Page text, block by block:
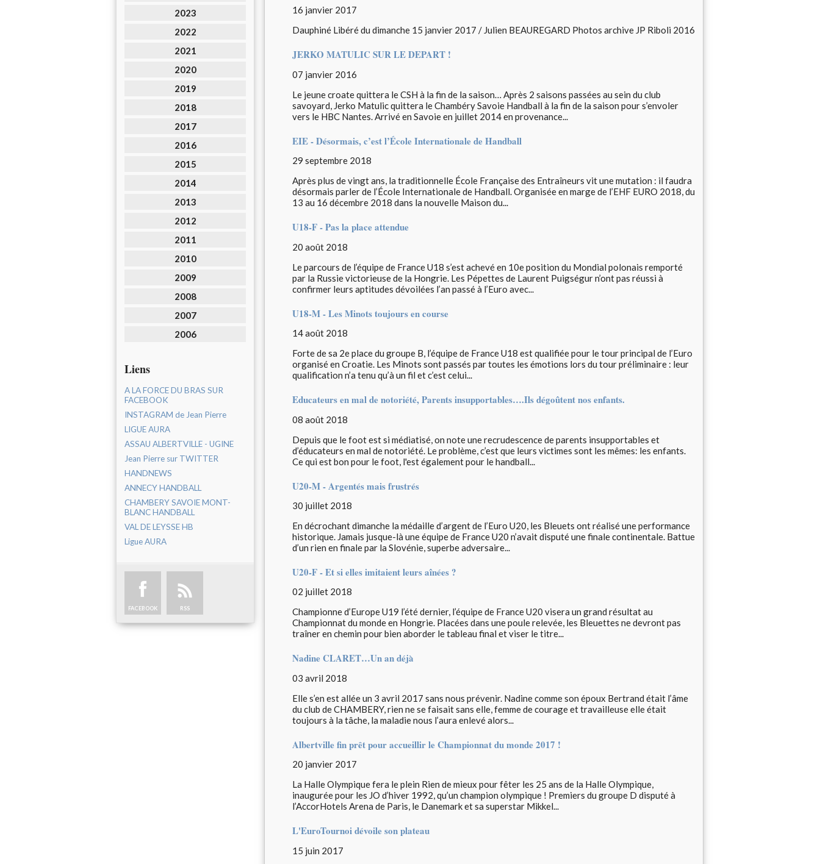
2023
2022
2021
2020
2019
2018
2017
2016
2015
2014
2013
2012
2011
2010
2009
2008
2007
2006
Liens
A LA FORCE DU BRAS SUR
FACEBOOK
INSTAGRAM de Jean Pierre
LIGUE AURA
ASSAU ALBERTVILLE - UGINE
Jean Pierre sur TWITTER
HANDNEWS
ANNECY HANDBALL
CHAMBERY SAVOIE MONT-
BLANC HANDBALL
VAL DE LEYSSE HB
Ligue AURA
FACEBOOK RSS
16 janvier 2017
Dauphiné Libéré du dimanche 15 janvier 2017 / Julien BEAUREGARD Photos archive JP Riboli 2016
JERKO MATULIC SUR LE DEPART !
07 janvier 2016
Le jeune croate quittera le CSH à la fin de la saison… Après 2 saisons passées au sein du club
savoyard, Jerko Matulic quittera le Chambéry Savoie Handball à la fin de la saison pour s’envoler
vers le HBC Nantes. Arrivé en Savoie en juillet 2014 en provenance...
EIE - Désormais, c’est l’École Internationale de Handball
29 septembre 2018
Après plus de vingt ans, la traditionnelle École Française des Entraîneurs vit une mutation : il faudra
désormais parler de l’École Internationale de Handball. Organisée en marge de l’EHF EURO 2018, du
13 au 16 décembre 2018 dans la nouvelle Maison du...
U18-F - Pas la place attendue
20 août 2018
Le parcours de l’équipe de France U18 s’est achevé en 10e position du Mondial polonais remporté
par la Russie victorieuse de la Hongrie. Les Pépettes de Laurent Puigségur n’ont pas réussi à
confirmer leurs aptitudes dévoilées l’an passé à l’Euro avec...
U18-M - Les Minots toujours en course
14 août 2018
Forte de sa 2e place du groupe B, l’équipe de France U18 est qualifiée pour le tour principal de l’Euro
organisé en Croatie. Les Minots sont passés par toutes les émotions lors du tour préliminaire : leur
qualification n’a tenu qu’à un fil et c’est celui...
Educateurs en mal de notoriété, Parents insupportables….Ils dégoûtent nos enfants.
08 août 2018
Depuis que le foot est si médiatisé, on note une recrudescence de parents insupportables et
d’éducateurs en mal de notoriété. Le problème, c’est que leurs victimes sont les mêmes: les enfants.
Ce qui est bon pour le foot, l'est également pour le handball...
U20-M - Argentés mais frustrés
30 juillet 2018
En décrochant dimanche la médaille d’argent de l’Euro U20, les Bleuets ont réalisé une performance
historique. Jamais jusque-là une équipe de France U20 n’avait disputé une finale continentale. Battue
d’un rien en finale par la Slovénie, superbe adversaire...
U20-F - Et si elles imitaient leurs aînées ?
02 juillet 2018
Championne d’Europe U19 l’été dernier, l’équipe de France U20 visera un grand résultat au
Championnat du monde en Hongrie. Placées dans une poule relevée, les Bleuettes ne devront pas
traîner en chemin pour bien aborder le tableau final et viser le titre...
Nadine CLARET…Un an déjà
03 avril 2018
Elle s’en est allée un 3 avril 2017 sans nous prévenir. Nadine comme son époux Bertrand était l’âme
du club de CHAMBERY, rien ne se faisait sans elle, femme de courage et travailleuse elle était
toujours à la tâche, la maladie nous l’aura enlevé alors...
Albertville fin prêt pour accueillir le Championnat du monde 2017 !
20 janvier 2017
La Halle Olympique fera le plein Rien de mieux pour fêter les 25 ans de la Halle Olympique,
inaugurée pour les JO d’hiver 1992, qu’un champion olympique ! Premiers du groupe D disputé à
l’AccorHotels Arena de Paris, le Danemark et sa superstar Mikkel...
L'EuroTournoi dévoile son plateau
15 juin 2017